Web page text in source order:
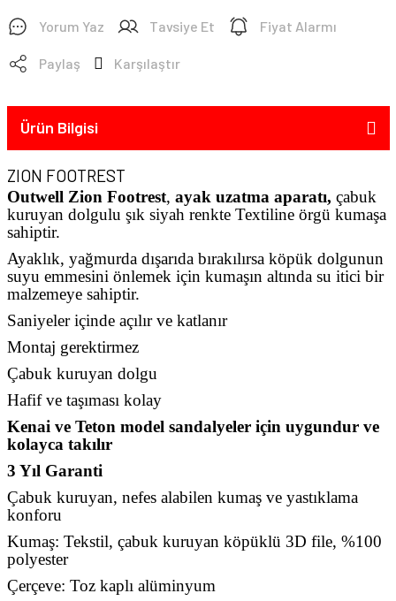
Yorum Yaz Tavsiye Et Fiyat Alarmı
Paylaş Karşılaştır
Ürün Bilgisi
ZION FOOTREST
Outwell Zion Footrest, ayak uzatma aparatı, çabuk
kuruyan dolgulu şık siyah renkte Textiline örgü kumaşa
sahiptir.
Ayaklık, yağmurda dışarıda bırakılırsa köpük dolgunun
suyu emmesini önlemek için kumaşın altında su itici bir
malzemeye sahiptir.
Saniyeler içinde açılır ve katlanır
Montaj gerektirmez
Çabuk kuruyan dolgu
Hafif ve taşıması kolay
Kenai ve Teton model sandalyeler için uygundur ve
kolayca takılır
3 Yıl Garanti
Çabuk kuruyan, nefes alabilen kumaş ve yastıklama
konforu
Kumaş: Tekstil, çabuk kuruyan köpüklü 3D file, %100
polyester
Çerçeve: Toz kaplı alüminyum